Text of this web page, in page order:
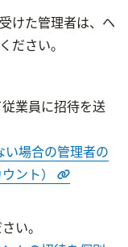
けた管理者は、ヘ
ださい。
業員に招待を送
場合の管理者の
ント）